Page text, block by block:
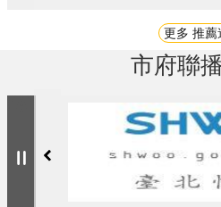
更多 推薦
市府聯